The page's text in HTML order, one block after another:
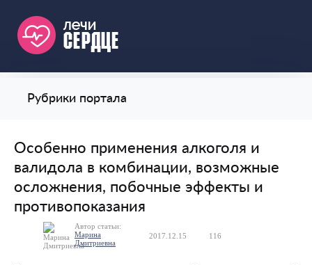
Рубрики портала
Особенно применения алкоголя и
валидола в комбинации, возможные
осложнения, побочные эффекты и
противопоказания
Автор статьи:
Марина
Дмитриевна
2017.12.15 116